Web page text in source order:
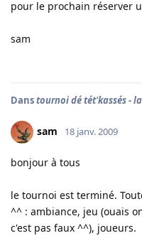
pour le prochain réserver
sam
Danstournoi dé tét'kassés -
sam 18 janv. 2009
bonjour à tous
le tournoi est terminé.
^^ : ambiance, jeu (ouais
c'est pas faux ^^), joueurs.